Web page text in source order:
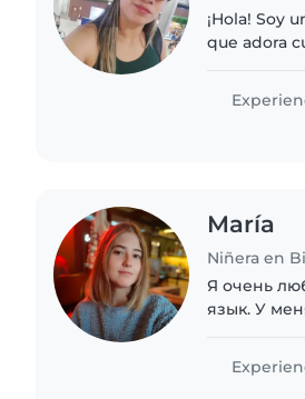
¡Hola! Soy
que adora
María
Niñera en
Я очень
язык. У